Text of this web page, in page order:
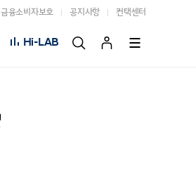
금융소비자보호 공지사항 컨택센터
Hi-LAB